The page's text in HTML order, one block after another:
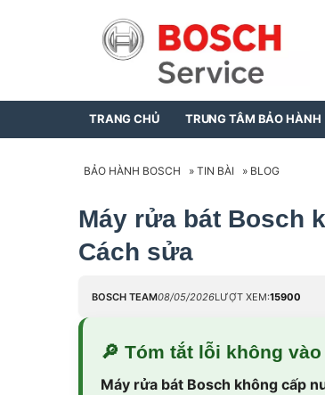
TRANG CHỦ TRUNG TÂM BẢO HÀNH
BẢO HÀNH BOSCH » TIN BÀI » BLOG
Máy rửa bát Bosch
Cách sửa
BOSCH TEAM08/05/2026LƯỢT XEM:15900
🔎 Tóm tắt lỗi không
Máy rửa bát Bosch không cấp